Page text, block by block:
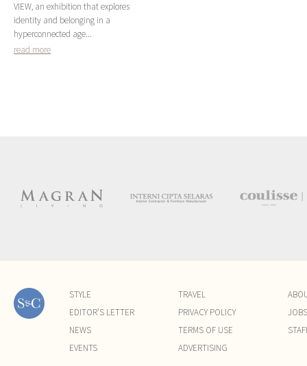
VIEW, an exhibition that explores
identity and belonging in a
hyperconnected age...
read more
STYLE
EDITOR'S LETTER
NEWS
EVENTS
TRAVEL
PRIVACY POLICY
TERMS OF USE
ADVERTISING
JOBS